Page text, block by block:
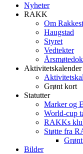
Nyheter
RAKK
Om
Haugstad
Styret
Vedtekter
Aktivitetskalender
Grønt kort
Statutter
Marker og
World-cup
RAKKs
Støtte fra
Bilder